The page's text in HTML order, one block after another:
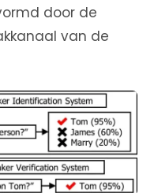
door de
van de